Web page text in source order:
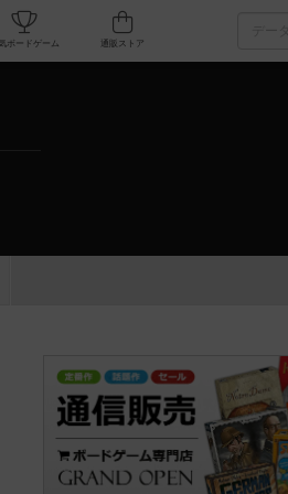
カフェ/店舗 人気ボードゲーム